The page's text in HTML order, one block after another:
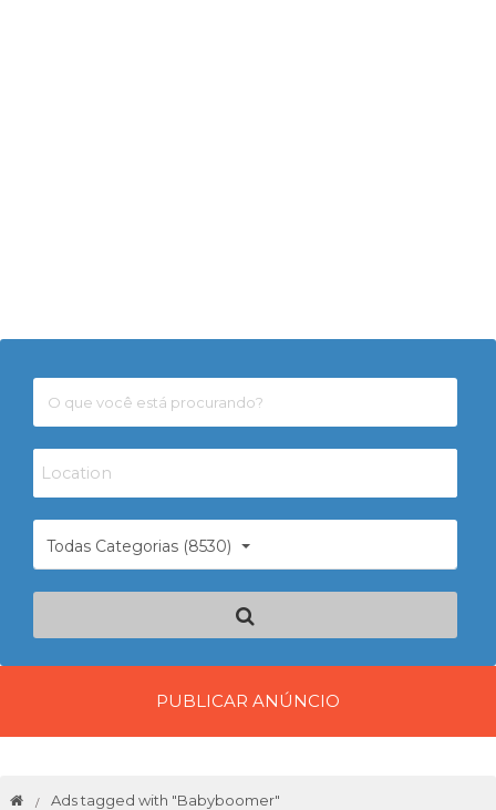
Todas Categorias (8530)
PUBLICAR ANÚNCIO
Ads tagged with "Babyboomer"